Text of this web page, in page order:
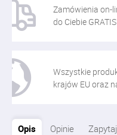
Zamówienia on-
do Ciebie GRATIS
Wszystkie
krajów EU oraz
Opis Opinie Zapytaj